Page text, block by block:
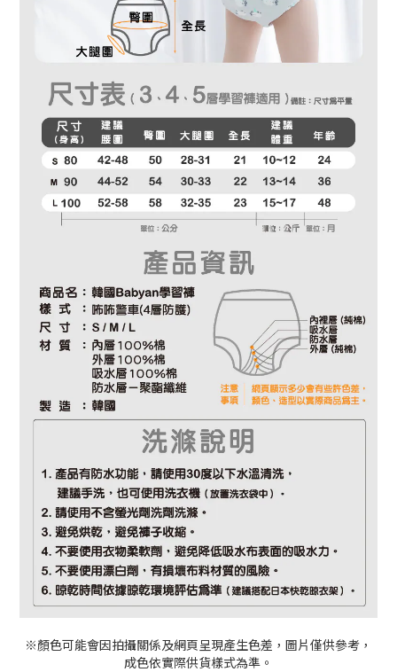
※顏色可能會因拍攝關係及網頁呈現產生色差，圖片僅供參考，
成色依實際供貨樣式為準。